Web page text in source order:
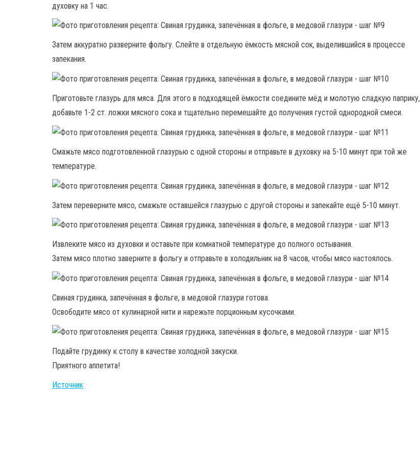
духовку на 1 час.
Затем аккуратно разверните фольгу. Слейте в отдельную ёмкость мясной сок, выделившийся в процессе
запекания.
Приготовьте глазурь для мяса. Для этого в подходящей ёмкости соедините мёд и молотую сладкую паприку,
добавьте 1-2 ст. ложки мясного сока и тщательно перемешайте до получения густой однородной смеси.
Смажьте мясо подготовленной глазурью с одной стороны и отправьте в духовку на 5-10 минут при той же
температуре.
Затем переверните мясо, смажьте оставшейся глазурью с другой стороны и запекайте ещё 5-10 минут.
Извлеките мясо из духовки и оставьте при комнатной температуре до полного остывания.
Затем мясо плотно заверните в фольгу и отправьте в холодильник на 8 часов, чтобы мясо настоялось.
Свиная грудинка, запечённая в фольге, в медовой глазури готова.
Освободите мясо от кулинарной нити и нарежьте порционным кусочками.
Подайте грудинку к столу в качестве холодной закуски.
Приятного аппетита!
Источник